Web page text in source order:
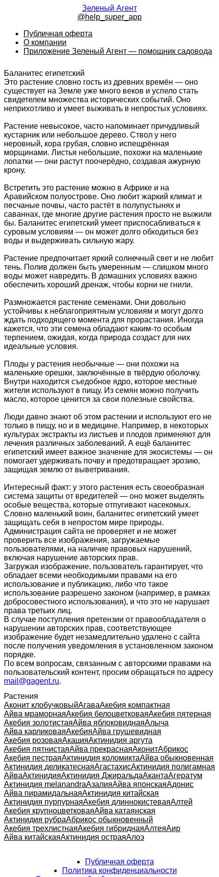
Зеленый Агент
@help_super_app
Публичная оферта
О компании
Приложение Зеленый Агент — помощник садовода
Баланитес египетский
Это растение словно гость из древних времён — оно
существует на Земле уже много веков и успело стать
свидетелем множества исторических событий. Оно
неприхотливо и умеет выживать в непростых условиях.
Растение невысокое, часто напоминает причудливый
кустарник или небольшое дерево. Ствол у него
неровный, кора грубая, словно испещрённая
морщинами. Листья небольшие, похожи на маленькие
лопатки — они растут поочерёдно, создавая ажурную
крону.
Встретить это растение можно в Африке и на
Аравийском полуострове. Оно любит жаркий климат и
песчаные почвы, часто растёт в полупустынях и
саваннах, где многие другие растения просто не выжили
бы. Баланитес египетский умеет приспосабливаться к
суровым условиям — он может долго обходиться без
воды и выдерживать сильную жару.
Растение предпочитает яркий солнечный свет и не любит
тень. Полив должен быть умеренным — слишком много
воды может навредить. В домашних условиях важно
обеспечить хороший дренаж, чтобы корни не гнили.
Размножается растение семенами. Они довольно
устойчивы к неблагоприятным условиям и могут долго
ждать подходящего момента для прорастания. Иногда
кажется, что эти семена обладают каким-то особым
терпением, ожидая, когда природа создаст для них
идеальные условия.
Плоды у растения необычные — они похожи на
маленькие орешки, заключённые в твёрдую оболочку.
Внутри находится съедобное ядро, которое местные
жители используют в пищу. Из семян можно получить
масло, которое ценится за свои полезные свойства.
Люди давно знают об этом растении и используют его не
только в пищу, но и в медицине. Например, в некоторых
культурах экстракты из листьев и плодов применяют для
лечения различных заболеваний. А ещё баланитес
египетский имеет важное значение для экосистемы — он
помогает удерживать почву и предотвращает эрозию,
защищая землю от выветривания.
Интересный факт: у этого растения есть своеобразная
система защиты от вредителей — оно может выделять
особые вещества, которые отпугивают насекомых.
Словно маленький воин, баланитес египетский умеет
защищать себя в непростом мире природы.
Администрация сайта не проверяет и не может
проверить все изображения, загружаемые
пользователями, на наличие правовых нарушений,
включая нарушение авторских прав.
Загружая изображение, пользователь гарантирует, что
обладает всеми необходимыми правами на его
использование и публикацию, либо что такое
использование разрешено законом (например, в рамках
добросовестного использования), и что это не нарушает
права третьих лиц.
В случае поступления претензии от правообладателя о
нарушении авторских прав, соответствующее
изображение будет незамедлительно удалено с сайта
после получения уведомления в установленном законом
порядке.
По всем вопросам, связанным с авторскими правами на
пользовательский контент, просим обращаться по адресу
mail@gagent.ru.
Растения
Аконит клобучковыйАгаваАкебия компактная
Айва мраморнаяАкебия белоцветковаяАкебия пятерная
Акебия золотистаяАйва яблоковиднаяАлыча
Айва карликоваяАкебияАйва грушевидная
Акебия розоваяАкацияАктинидия аргута
Акебия пятнистаяАйва прекраснаяАконитАбрикос
Акебия пестраяАктинидия коломиктаАйва обыкновенная
Актинидия деликатеснаяАгастахисАктинидия полигамная
АйваАктинидияАктинидия ДжиральдаАкантаАгератум
Актинидия melanandraАзалияАйва японскаяАдонис
Айва пирамидальнаяАктинидия китайская
Актинидия пурпурнаяАкебия длиннокистеваяАлтей
Акебия крупноцветковаяАйва катаянская
Актинидия рубраАбрикос обыкновенный
Акебия трехлистнаяАкебия гибриднаяАлтеяАир
Айва китайскаяАктинидия остраяАлоэ
Публичная оферта
Политика конфиденциальности